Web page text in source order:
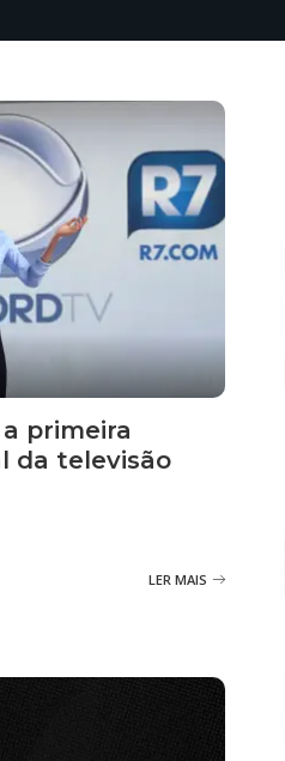
primeira
da televisão
LER MAIS